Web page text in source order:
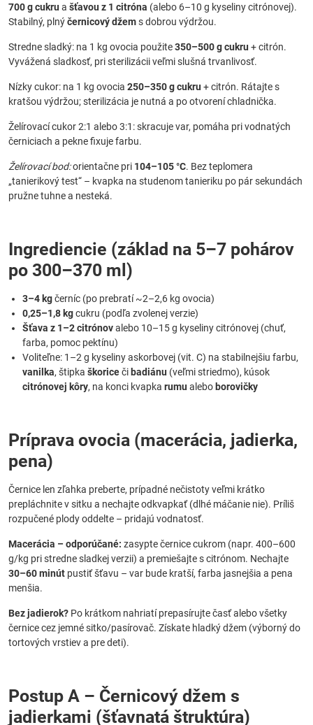
700 g cukru a šťavou z 1 citróna (alebo 6–10 g kyseliny citrónovej).
Stabilný, plnýčernicový džems dobrou výdržou.
Stredne sladký: na 1 kg ovocia použite350–500 g cukru + citrón.
Vyvážená sladkosť, pri sterilizácii veľmi slušná trvanlivosť.
Nízky cukor: na 1 kg ovocia 250–350 g cukru + citrón. Rátajte s
kratšou výdržou; sterilizácia je nutná a po otvorení chladnička.
Želírovací cukor 2:1 alebo 3:1: skracuje var, pomáha pri vodnatých
černiciach a pekne fixuje farbu.
Želírovací bod:orientačne pri 104–105 °C. Bez teplomera
„tanierikový test“ – kvapka na studenom tanieriku po pár sekundách
pružne tuhne a nesteká.
Ingrediencie (základ na 5–7 pohárov
po 300–370 ml)
3–4 kgčerníc (po prebratí ~2–2,6 kg ovocia)
0,25–1,8 kgcukru (podľa zvolenej verzie)
Šťava z 1–2 citrónovalebo 10–15 g kyseliny citrónovej (chuť,
farba, pomoc pektínu)
Voliteľne: 1–2 g kyseliny askorbovej (vit. C) na stabilnejšiu farbu,
vanilka, štipka škoriceči badiánu (veľmi striedmo), kúsok
citrónovej kôry, na konci kvapka rumu alebo borovičky
Príprava ovocia (macerácia, jadierka,
pena)
Černice len zľahka preberte, prípadné nečistoty veľmi krátko
prepláchnite v sitku a nechajte odkvapkať (dlhé máčanie nie). Príliš
rozpučené plody oddelte – pridajú vodnatosť.
Macerácia – odporúčané: zasypte černice cukrom (napr. 400–600
g/kg pri stredne sladkej verzii) a premiešajte s citrónom. Nechajte
30–60 minút pustiť šťavu – var bude kratší, farba jasnejšia a pena
menšia.
Bez jadierok? Po krátkom nahriatí prepasírujte časť alebo všetky
černice cez jemné sitko/pasírovač. Získate hladký džem (výborný do
tortových vrstiev a pre deti).
Postup A – Černicový džem s
jadierkami (šťavnatá štruktúra)